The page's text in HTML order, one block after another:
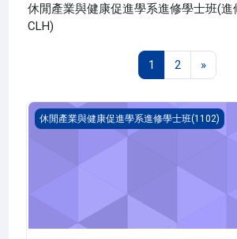
休閒產業與健康促進學系進修學士班(進
CLH)
1 第 1 頁
2第 2 頁
»下一頁
休閒產業概論(1102_C1LH000003A)
休閒產業與健康促進學系進修學士班(1102)